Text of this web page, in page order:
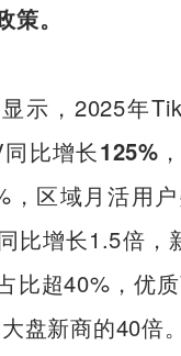
。
示，2025年
比增长125%
，区域月活用
比增长1.5倍，
比超40%，优
盘新商的40倍。